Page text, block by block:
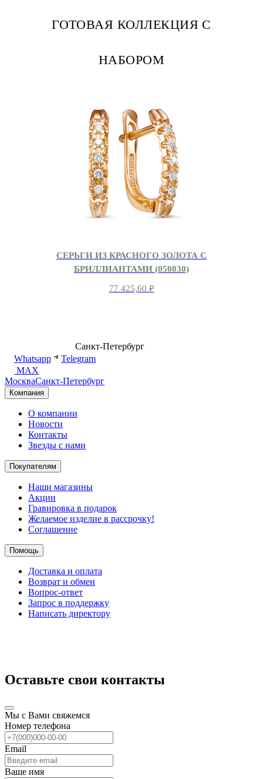
ГОТОВАЯ КОЛЛЕКЦИЯ С
НАБОРОМ
СЕРЬГИ ИЗ КРАСНОГО ЗОЛОТА С
БРИЛЛИАНТАМИ (050030)
77 425,60 ₽
Санкт-Петербург
Whatsapp
Telegram
MAX
МоскваСанкт-Петербург
Компания
О компании
Новости
Контакты
Звезды с нами
Покупателям
Наши магазины
Акции
Гравировка в подарок
Желаемое изделие в рассрочку!
Соглашение
Помощь
Доставка и оплата
Возврат и обмен
Вопрос-ответ
Запрос в поддержку
Написать директору
Оставьте свои контакты
Мы с Вами свяжемся
Номер телефона
Email
Ваше имя